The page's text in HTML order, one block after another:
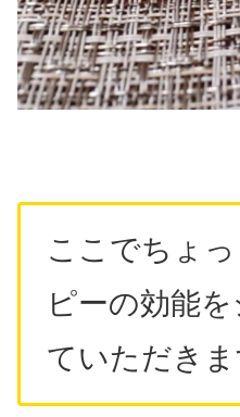
ここでちょ
ピーの効能
ていただき